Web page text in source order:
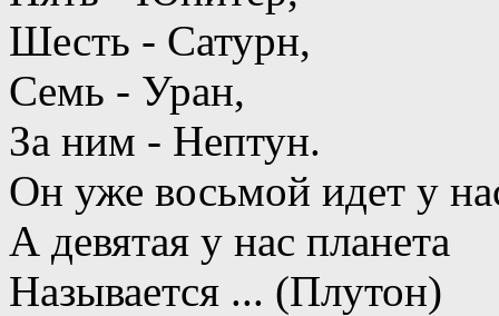
Шесть - Сатурн,
Семь - Уран,
За ним - Нептун.
Он уже восьмой идет у
А девятая у нас планета
Называется ... (Плутон)